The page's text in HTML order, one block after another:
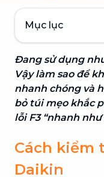
Mục lục
Đang sử dụng
Vậy làm sao để
nhanh chóng và
bỏ túi mẹo khắc
lỗi F3 “nhanh
Cách kiểm
Daikin